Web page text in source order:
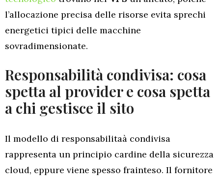
l’allocazione precisa delle risorse evita sprechi
energetici tipici delle macchine
sovradimensionate.
Responsabilità condivisa: cosa
spetta al provider e cosa spetta
a chi gestisce il sito
Il modello di responsabilitaà condivisa
rappresenta un principio cardine della sicurezza
cloud, eppure viene spesso frainteso. Il fornitore